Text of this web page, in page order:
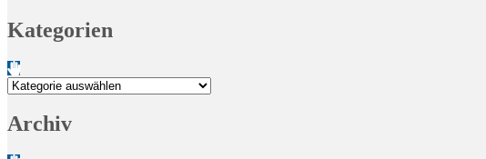
Kategorien
Kategorien
Archiv